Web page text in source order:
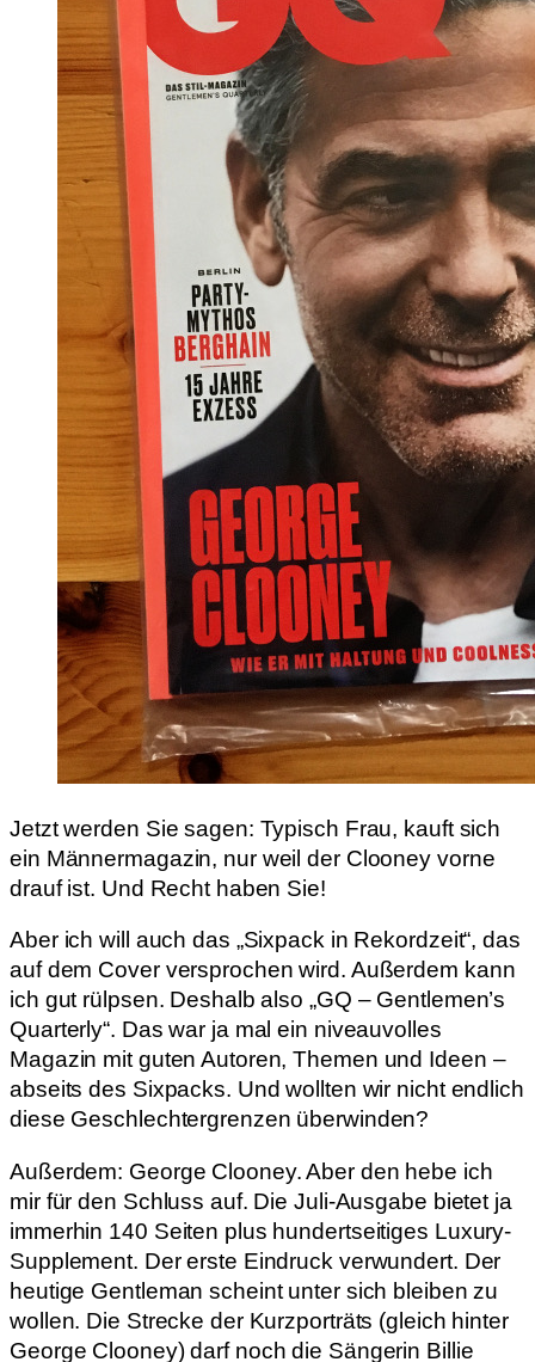
Jetzt werden Sie sagen: Typisch Frau, kauft sich
ein Männermagazin, nur weil der Clooney vorne
drauf ist. Und Recht haben Sie!
Aber ich will auch das „Sixpack in Rekordzeit“, das
auf dem Cover versprochen wird. Außerdem kann
ich gut rülpsen. Deshalb also „GQ – Gentlemen’s
Quarterly“. Das war ja mal ein niveauvolles
Magazin mit guten Autoren, Themen und Ideen –
abseits des Sixpacks. Und wollten wir nicht endlich
diese Geschlechtergrenzen überwinden?
Außerdem: George Clooney. Aber den hebe ich
mir für den Schluss auf. Die Juli-Ausgabe bietet ja
immerhin 140 Seiten plus hundertseitiges Luxury-
Supplement. Der erste Eindruck verwundert. Der
heutige Gentleman scheint unter sich bleiben zu
wollen. Die Strecke der Kurzporträts (gleich hinter
George Clooney) darf noch die Sängerin Billie